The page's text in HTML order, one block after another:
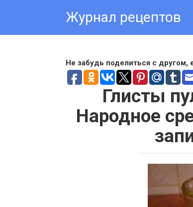
Журнал рецептов
Не забудь поделиться с другом,
Глисты
Народное